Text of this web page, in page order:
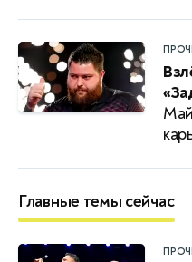
Главные темы сейчас